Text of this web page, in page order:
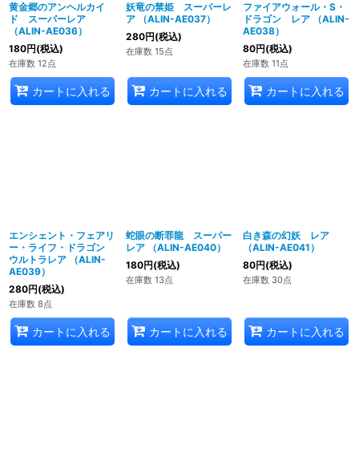
黄金郷のアンヘルカイ
ド スーパーレア
（ALIN-AE036）
180円(税込)
在庫数 12点
カートに入れる
妖竜の禁姫 スーパーレ
ア （ALIN-AE037）
280円(税込)
在庫数 15点
カートに入れる
ファイアウォール・S・
ドラゴン レア （ALIN-
AE038）
80円(税込)
在庫数 11点
カートに入れる
エンシェント・フェアリ
ー・ライフ・ドラゴン
ウルトラレア （ALIN-
AE039）
280円(税込)
在庫数 8点
カートに入れる
蛇眼の断罪龍 スーパー
レア （ALIN-AE040）
180円(税込)
在庫数 13点
カートに入れる
白き森の幻妖 レア
（ALIN-AE041）
80円(税込)
在庫数 30点
カートに入れる